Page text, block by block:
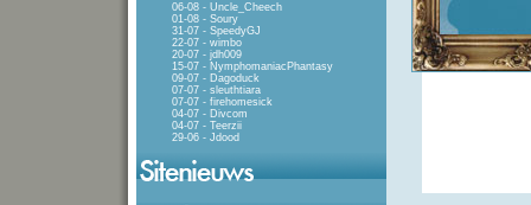
06-08 - Uncle_Cheech
01-08 - Soury
31-07 - SpeedyGJ
22-07 - wimbo
20-07 - jdh009
15-07 - NymphomaniacPhantasy
09-07 - Dagoduck
07-07 - sleuthtiara
07-07 - firehomesick
04-07 - Divcom
04-07 - Teerzii
29-06 - Jdood